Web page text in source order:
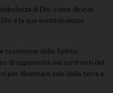
di Dio, come diceva
è la sua onnidebolezza
testimone dello Spirito
di superiorità nei confronti del
per diventare sale della terra e